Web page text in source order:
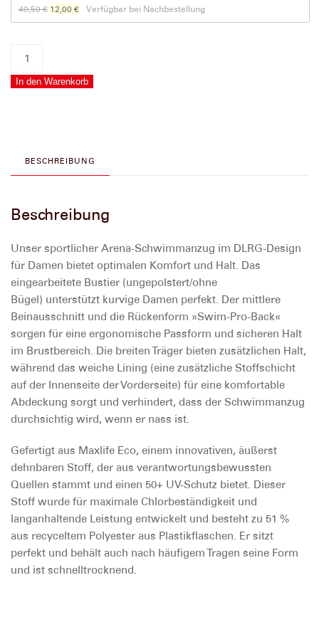
40,50€ Ursprünglicher
12,00 €Aktueller
Verfügbar bei Nachbestellung
Schwimmanzug
»Swim
In den Warenkorb
BESCHREIBUNG
Beschreibung
Unser sportlicher Arena-Schwimmanzug im DLRG-Design
für Damen bietet optimalen Komfort und Halt. Das
eingearbeitete Bustier (ungepolstert/ohne
Bügel) unterstützt kurvige Damen perfekt. Der mittlere
Beinausschnitt und die Rückenform »Swim-Pro-Back«
sorgen für eine ergonomische Passform und sicheren Halt
im Brustbereich. Die breiten Träger bieten zusätzlichen Halt,
während das weiche Lining (eine zusätzliche Stoffschicht
auf der Innenseite der Vorderseite) für eine komfortable
Abdeckung sorgt und verhindert, dass der Schwimmanzug
durchsichtig wird, wenn er nass ist.
Gefertigt aus Maxlife Eco, einem innovativen, äußerst
dehnbaren Stoff, der aus verantwortungsbewussten
Quellen stammt und einen 50+ UV-Schutz bietet. Dieser
Stoff wurde für maximale Chlorbeständigkeit und
langanhaltende Leistung entwickelt und besteht zu 51 %
aus recyceltem Polyester aus Plastikflaschen. Er sitzt
perfekt und behält auch nach häufigem Tragen seine Form
und ist schnelltrocknend.